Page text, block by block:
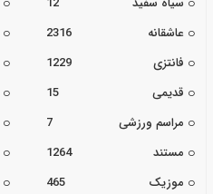
عاشقانه
2316
فانتزی
1229
قدیمی
15
مراسم ورزشی
7
مستند
1264
موزیک
465